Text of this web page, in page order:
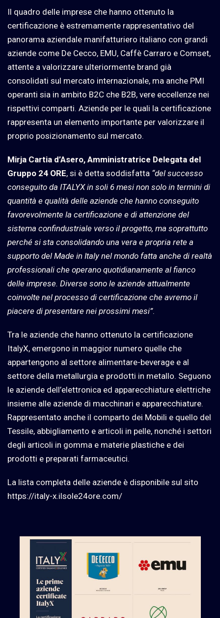
Il quadro delle imprese che hanno ottenuto la
certificazione è estremamente rappresentativo del
panorama aziendale manifatturiero italiano con grandi
aziende come De Cecco, EMU, Caffè Carraro e Comset,
attente a valorizzare ulteriormente brand già
consolidati sul mercato internazionale, ma anche PMI
operanti sia in ambito B2C che B2B, vere eccellenze nei
rispettivi comparti. Aziende per le quali la certificazione
rappresenta un elemento importante per valorizzare il
proprio posizionamento sul mercato.
Mirja Cartia d’Asero, Amministratrice Delegata del
Gruppo 24 ORE, si è detta soddisfatta “del successo
conseguito da ITALYX in soli 6 mesi non solo in termini di
quantità e qualità delle aziende che hanno conseguito
favorevolmente la certificazione e di attenzione del
sistema confindustriale verso il progetto, ma soprattutto
perché si sta consolidando una vera e propria rete a
supporto del Made in Italy nel mondo fatta anche di realtà
professionali che operano quotidianamente al fianco
delle imprese. Diverse sono le aziende attualmente
coinvolte nel processo di certificazione che avremo il
piacere di presentare nei prossimi mesi”.
Tra le aziende che hanno ottenuto la certificazione
ItalyX, emergono in maggior numero quelle che
appartengono al settore alimentare-beverage e al
settore della metallurgia e prodotti in metallo. Seguono
le aziende dell’elettronica ed apparecchiature elettriche
insieme alle aziende di macchinari e apparecchiature.
Rappresentato anche il comparto dei Mobili e quello del
Tessile, abbigliamento e articoli in pelle, nonché i settori
degli articoli in gomma e materie plastiche e dei
prodotti e preparati farmaceutici.
La lista completa delle aziende è disponibile sul sito
https://italy-x.ilsole24ore.com/